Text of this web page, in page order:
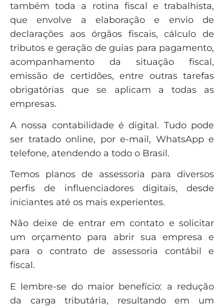
também toda a rotina fiscal e trabalhista,
que envolve a elaboração e envio de
declarações aos órgãos fiscais, cálculo de
tributos e geração de guias para pagamento,
acompanhamento da situação fiscal,
emissão de certidões, entre outras tarefas
obrigatórias que se aplicam a todas as
empresas.
A nossa contabilidade é digital. Tudo pode
ser tratado online, por e-mail, WhatsApp e
telefone, atendendo a todo o Brasil.
Temos planos de assessoria para diversos
perfis de influenciadores digitais, desde
iniciantes até os mais experientes.
Não deixe de entrar em contato e solicitar
um orçamento para abrir sua empresa e
para o contrato de assessoria contábil e
fiscal.
E lembre-se do maior benefício: a redução
da carga tributária, resultando em um